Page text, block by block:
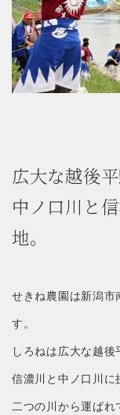
広大な越後平
中ノ口川と
地。
せきね農園は新潟
す。
しろねは広大な越後
信濃川と中ノ口川に
二つの川から運ばれ